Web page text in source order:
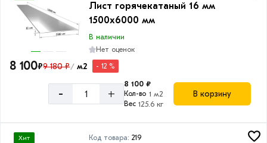
Лист горячекатаный 16 мм
1500х6000 мм
В наличии
Нет оценок
8 100₽9 180 ₽/ м2 - 12 %
- +
8 100 ₽
Кол-во 1 м2
Вес 125.6 кг
В корзину
Хит Код товара:219